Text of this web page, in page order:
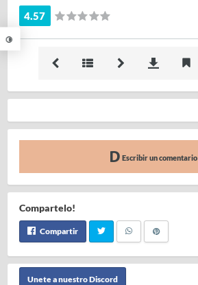
4.57
Escribir un comentario
Compartelo!
Compartir
Unete a nuestro Discord